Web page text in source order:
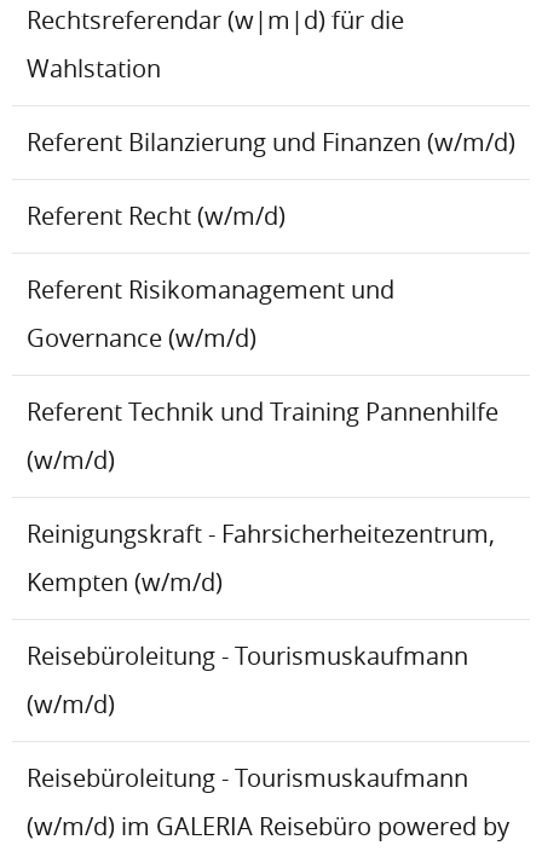
Rechtsreferendar (w|m|d) für die
Wahlstation
Referent Bilanzierung und Finanzen (w/m/d)
Referent Recht (w/m/d)
Referent Risikomanagement und
Governance (w/m/d)
Referent Technik und Training Pannenhilfe
(w/m/d)
Reinigungskraft - Fahrsicherheitezentrum,
Kempten (w/m/d)
Reisebüroleitung - Tourismuskaufmann
(w/m/d)
Reisebüroleitung - Tourismuskaufmann
(w/m/d) im GALERIA Reisebüro powered by